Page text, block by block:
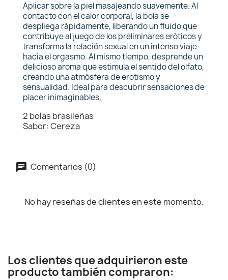
Aplicar sobre la piel masajeando suavemente. Al
contacto con el calor corporal, la bola se
despliega rápidamente, liberando un fluido que
contribuye al juego de los preliminares eróticos y
transforma la relación sexual en un intenso viaje
hacia el orgasmo. Al mismo tiempo, desprende un
delicioso aroma que estimula el sentido del olfato,
creando una atmósfera de erotismo y
sensualidad. Ideal para descubrir sensaciones de
placer inimaginables.
2 bolas brasileñas
Sabor: Cereza
Comentarios (0)
No hay reseñas de clientes en este momento.
Los clientes que adquirieron este
producto también compraron: